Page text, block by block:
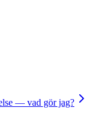
— vad gör jag?